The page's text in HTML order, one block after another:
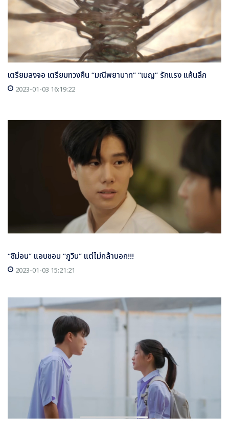
เตรียมลงจอ เตรียมทวงคืน “มณีพยาบาท” “เบญ” รักแรง แค้นลึก
2023-01-03 16:19:22
“ชิม่อน” แอบชอบ “ภูวิน” แต่ไม่กล้าบอก!!!
2023-01-03 15:21:21